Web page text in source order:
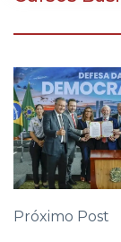
Próximo Post